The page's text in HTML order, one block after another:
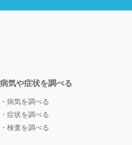
病気や症状を調べる
病気を調べる
症状を調べる
検査を調べる